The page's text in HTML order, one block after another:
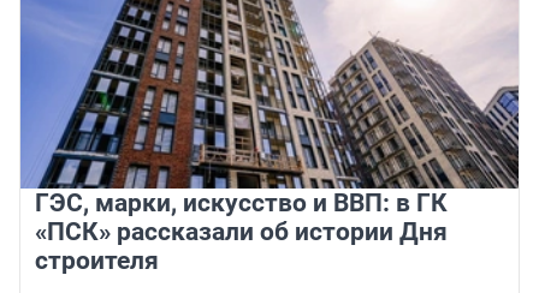
ГЭС, марки, искусство и ВВП: в ГК
«ПСК» рассказали об истории Дня
строителя